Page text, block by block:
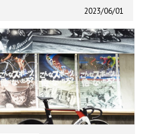
2023/06/01